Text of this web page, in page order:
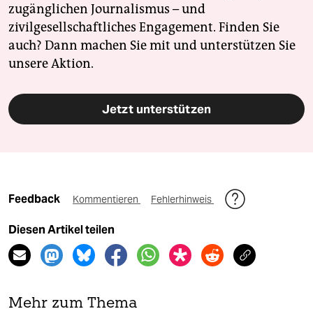
zugänglichen Journalismus – und
zivilgesellschaftliches Engagement. Finden Sie
auch? Dann machen Sie mit und unterstützen Sie
unsere Aktion.
Jetzt unterstützen
Feedback Kommentieren Fehlerhinweis
Diesen Artikel teilen
Mehr zum Thema